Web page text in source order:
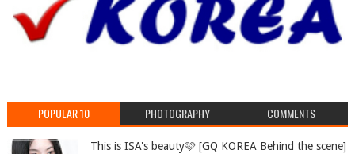
POPULAR 10 PHOTOGRAPHY COMMENTS
This is ISA's beauty🩷 [GQ KOREA Behind the scene]